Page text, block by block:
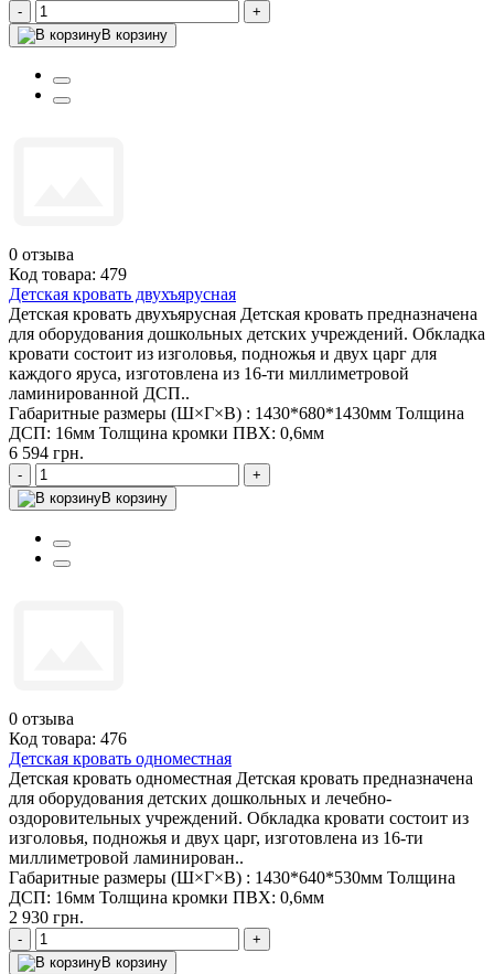
-
+
В корзину
0 отзыва
Код товара: 479
Детская кровать двухъярусная
Детская кровать двухъярусная Детская кровать предназначена
для оборудования дошкольных детских учреждений. Обкладка
кровати состоит из изголовья, подножья и двух царг для
каждого яруса, изготовлена из 16-ти миллиметровой
ламинированной ДСП..
Габаритные размеры (Ш×Г×В) : 1430*680*1430мм Толщина
ДСП: 16мм Толщина кромки ПВХ: 0,6мм
6 594 грн.
-
+
В корзину
0 отзыва
Код товара: 476
Детская кровать одноместная
Детская кровать одноместная Детская кровать предназначена
для оборудования детских дошкольных и лечебно-
оздоровительных учреждений. Обкладка кровати состоит из
изголовья, подножья и двух царг, изготовлена из 16-ти
миллиметровой ламинирован..
Габаритные размеры (Ш×Г×В) : 1430*640*530мм Толщина
ДСП: 16мм Толщина кромки ПВХ: 0,6мм
2 930 грн.
-
+
В корзину